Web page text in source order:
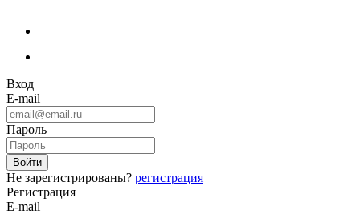
Вход
E-mail
Пароль
Не зарегистрированы? регистрация
Регистрация
E-mail